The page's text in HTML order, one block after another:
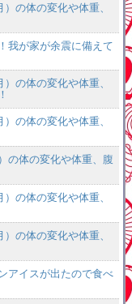
）の体の変化や体重、
我が家が余震に備えて
）の体の変化や体重、
）の体の変化や体重、
の体の変化や体重、腹
）の体の変化や体重、
）の体の変化や体重、
アイスが出たので食べ